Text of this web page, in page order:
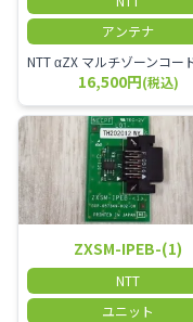
アンテナ
16,500円(税込)
ZXSM-IPEB-(1)
NTT
ユニット